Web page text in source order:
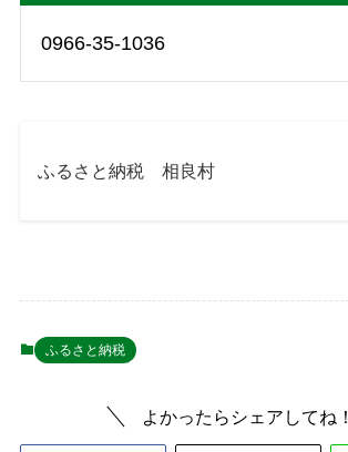
0966-35-1036
ふるさと納税 相良村
ふるさと納税
よかったらシェアしてね！